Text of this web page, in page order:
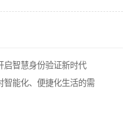
启智慧身份验证新时代
智能化、便捷化生活的需